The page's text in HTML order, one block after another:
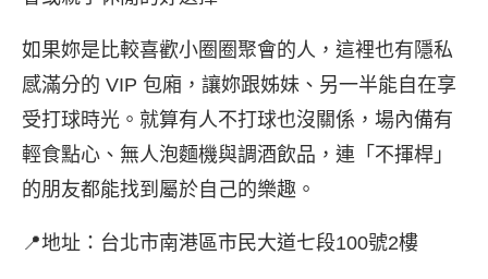
如果妳是比較喜歡小圈圈聚會的人，這裡也有隱私
感滿分的 VIP 包廂，讓妳跟姊妹、另一半能自在享
受打球時光。就算有人不打球也沒關係，場內備有
輕食點心、無人泡麵機與調酒飲品，連「不揮桿」
的朋友都能找到屬於自己的樂趣。
📍地址：台北市南港區市民大道七段100號2樓